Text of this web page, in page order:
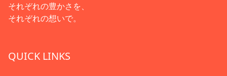
それぞれの豊かさを、
それぞれの想いで。
QUICK LINKS